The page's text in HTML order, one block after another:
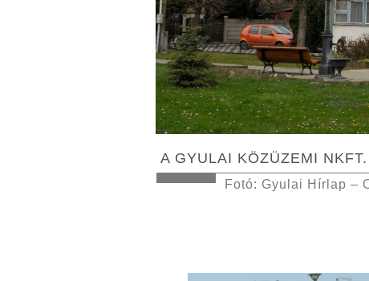
A GYULAI KÖZÜZEMI
Fotó: Gyulai Hírlap –